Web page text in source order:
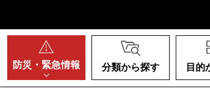
防災・ 緊急情報 分類から探す 目的